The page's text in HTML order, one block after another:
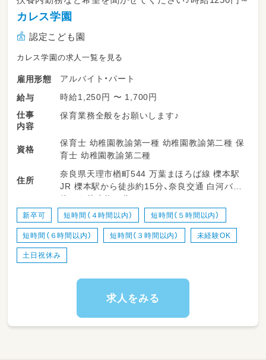
カレス学園
認定こども園
カレス学園の求人一覧を見る
雇用形態
アルバイト・パート
給与
時給1,250円 〜 1,700円
仕事
内容
保育業務全般をお願いします♪
資格
保育士 幼稚園教諭第一種 幼稚園教諭第二種 保
育士 幼稚園教諭第二種
住所
奈良県天理市楢町544 万葉まほろば線 櫟本駅
JR 櫟本駅から徒歩約15分、奈良交通 白河バス
停から徒歩約３分
新卒可 短時間（４時間以内） 短時間（５時間以内）
短時間（６時間以内） 短時間（３時間以内） 未経験OK
土日祝休み
求人をみる